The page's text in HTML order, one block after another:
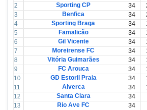
2
Sporting CP 34
3
Benfica 34
4
Sporting Braga 34
5
Famalicão 34
6
Gil Vicente 34
7
Moreirense FC 34
8
Vitória Guimarães 34
9
FC Arouca 34
10
GD Estoril Praia 34
11
Alverca 34
12
Santa Clara 34
13
Rio Ave FC 34